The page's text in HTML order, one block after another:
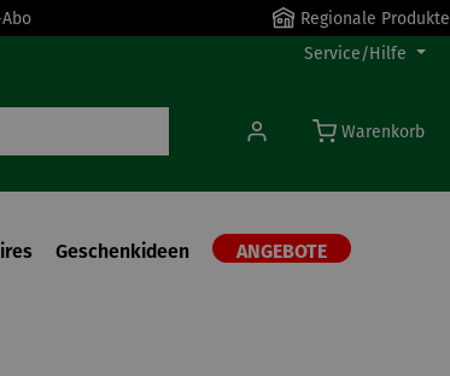
Regionale Produkte
Service/Hilfe
Warenkorb
Geschenkideen ANGEBOTE